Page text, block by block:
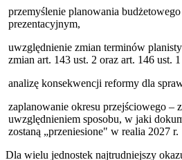
przemyślenie planowania
prezentacyjnym,
uwzględnienie zmian terminów
zmian art. 143 ust. 2 oraz art. 146 ust.
analizę konsekwencji reformy dla
zaplanowanie okresu przejściowego –
uwzględnieniem sposobu, w jaki
zostaną „przeniesione" w realia 2027 r.
Dla wielu jednostek najtrudniejszy